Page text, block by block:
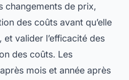
changements de prix,
des coûts avant qu’elle
valider l’efficacité des
des coûts. Les
mois et année après